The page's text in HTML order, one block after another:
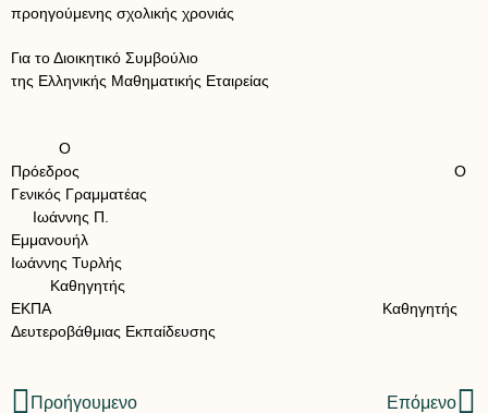
προηγούμενης σχολικής χρονιάς
Για το Διοικητικό Συμβούλιο
της Ελληνικής Μαθηματικής Εταιρείας
Ο
Πρόεδρος Ο
Γενικός Γραμματέας
Ιωάννης Π.
Εμμανουήλ
Ιωάννης Τυρλής
Καθηγητής
ΕΚΠΑ Καθηγητής
Δευτεροβάθμιας Εκπαίδευσης
Προήγουμενο Επόμενο